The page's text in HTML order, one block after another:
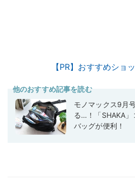
【PR】おすすめショ
他のおすすめ記事を読む
モノマックス9月
る…！「SHAKA」
バッグが便利！